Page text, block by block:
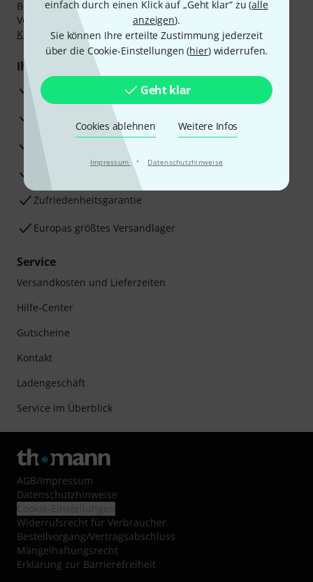
einfach durch einen Klick auf „Geht klar“ zu (alle
anzeigen).
Sie können Ihre erteilte Zustimmung jederzeit
über die Cookie-Einstellungen (hier) widerrufen.
Geht klar
Cookies ablehnen Weitere Infos
Impressum · Datenschutzhinweise
Bezahlen Sie vertraulich und sicher per Nachnahme,
Vorkasse, PayPal, Amazon Pay,Klarna Sofort bezahlen
Klarna Ratenzahlungoder Kreditkarte.
Ihre Vorteile
3 Jahre Thomann Garantie
30 Tage Money-Back-Garantie
Beratung durch Fachexperten
Zufriedenheitsgarantie
Europas größtes Versandlager
Service
Versandkosten und Lieferzeiten
Hilfe-Center
Gutscheine
Kontakt
Ladengeschäft
Service im Überblick
AGB/Impressum
Datenschutzhinweise
Widerrufsrecht für Verbraucher
Bestellvorgang/Vertragsabschluss
Mängelhaftungsrecht
Erklärung zur Barrierefreiheit